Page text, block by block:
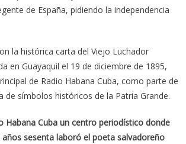
de España, pidiendo la independencia
la histórica carta del Viejo Luchador
en Guayaquil el 19 de diciembre de 1895,
de Radio Habana Cuba, como parte de
de símbolos históricos de la Patria Grande.
Habana Cuba un centro periodístico donde
sesenta laboró el poeta salvadoreño